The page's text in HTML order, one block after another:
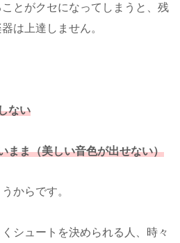
とがクセになってしまうと、残
は上達しません。
ない
まま（美しい音色が出せない）
からです。
シュートを決められる人、時々